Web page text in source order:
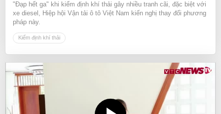
"Đạp hết ga" khi kiểm định khí thải gây nhiều tranh cãi, đặc biệt với
xe diesel, Hiệp hội Vận tải ô tô Việt Nam kiến nghị thay đổi phương
pháp này.
Kiểm định khí thải